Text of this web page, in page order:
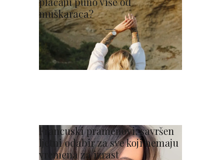
muškaraca?
Francuski pramenovi: savršen
ljetni odabir za sve koji nemaju
vremena za izrast